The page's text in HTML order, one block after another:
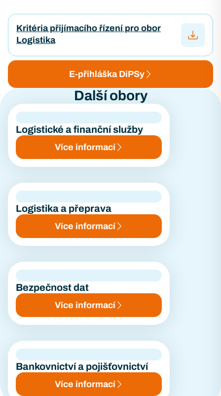
Kritéria přijímacího řízení pro obor
Logistika
E-přihláška DiPSy
Další obory
Logistické a finanční služby
Více informací
Logistika a přeprava
Více informací
Bezpečnost dat
Více informací
Bankovnictví a pojišťovnictví
Více informací